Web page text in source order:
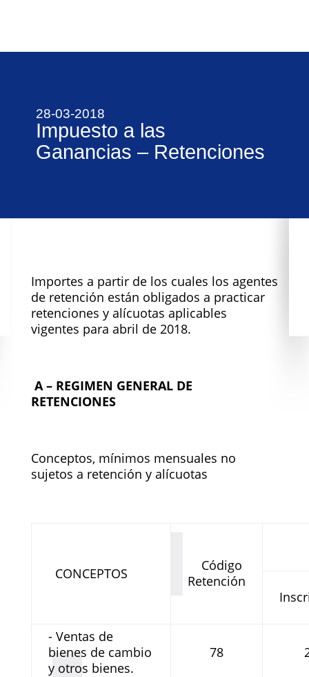
28-03-2018
Impuesto a las
Ganancias – Retenciones
Importes a partir de los cuales los agentes
de retención están obligados a practicar
retenciones y alícuotas aplicables
vigentes para abril de 2018.
A – REGIMEN GENERAL DE
RETENCIONES
Conceptos, mínimos mensuales no
sujetos a retención y alícuotas
CONCEPTOS
Código
Retención
- Ventas de
bienes de cambio
y otros bienes.
78